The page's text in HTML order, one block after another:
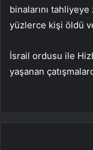
binalarını
yüzlerce kişi öldü
İsrail ordusu ile
yaşanan